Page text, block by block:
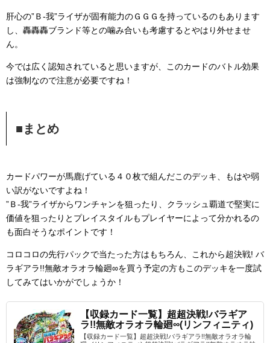
肝心の”Ｂ-我”ライザが固有能力のＧＧＧを持っているのもあります
し、轟轟轟ブランド等との噛み合いも考慮するとやはり外せませ
ん。
今では広く認知されていると思いますが、このカードのバトル効果
は強制なので注意が必要ですね！
■まとめ
カードパワーが馬鹿げている４０枚で組んだこのデッキ、もはや弱
い訳がないですよね！
”Ｂ-我”ライザからワンチャンを狙ったり、クラッシュ覇道で堅実に
価値を狙ったりとプレイスタイルもプレイヤーによって分かれるの
も面白そうなポイントです！
コロコロの先行パックで当たった方はもちろん、これから超決戦! バ
ラギアラ!!無敵オラオラ輪廻∞を買う予定の方もこのデッキを一度試
してみてはいかがでしょうか！
【収録カード一覧】超超決戦!バラギア
ラ!!無敵オラオラ輪廻∞(リンフィニティ)
【収録カード一覧】超超決戦!バラギアラ!!無敵オラオラ輪